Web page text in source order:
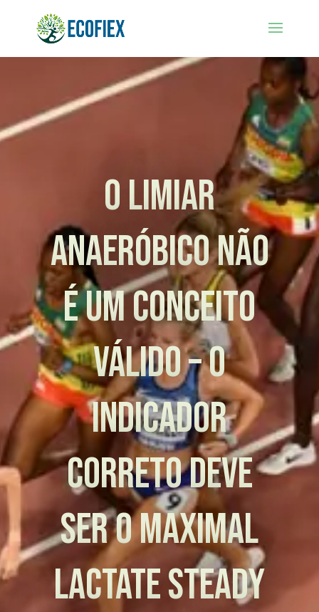
O LIMIAR
ANAERÓBICO NÃO
É UM CONCEITO
VÁLIDO – O
INDICADOR
CORRETO DEVE
SER O MAXIMAL
LACTATE STEADY